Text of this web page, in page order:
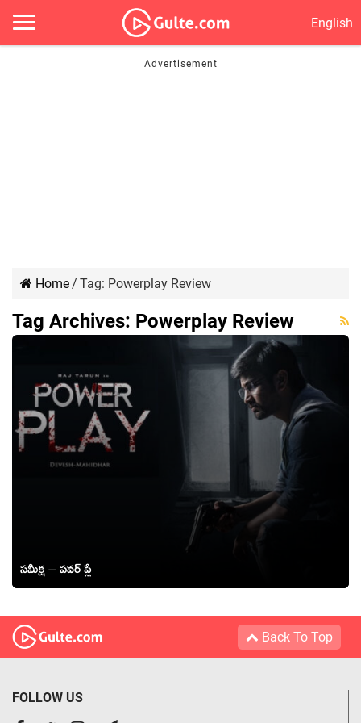
English
Home/ Tag: Powerplay Review
Tag Archives: Powerplay Review
సమీక్ష – పవర్ ప్లే
Back To Top
FOLLOW US